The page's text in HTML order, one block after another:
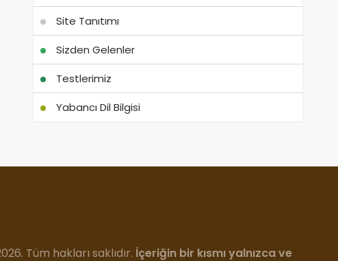
Site Tanıtımı
Sizden Gelenler
Testlerimiz
Yabancı Dil Bilgisi
Tüm hakları saklıdır. İçeriğin bir kısmı yalnızca ve